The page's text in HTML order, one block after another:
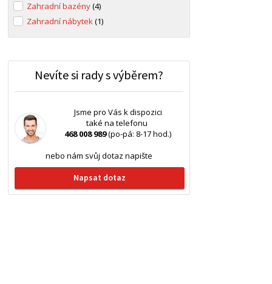
Zahradní bazény(4)
Zahradní nábytek(1)
Nevíte si rady s výběrem?
Jsme pro Vás k dispozici
také na telefonu
468 008 989(po-pá: 8-17 hod.)
nebo nám svůj dotaz napište
Napsat dotaz